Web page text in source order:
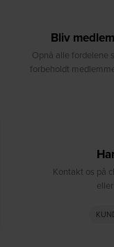
Bliv
Opnå alle fordelene
forbeholdt
Kontakt os på